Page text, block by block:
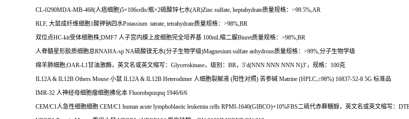
CL-0290MDA-MB-468(人癌细胞)5×106cells/瓶×2硫酸锌七水(AR)Zinc sulfate, heptahydrate质量规格： >99.5%,AR
RLF, 大鼠成纤维细胞1酸钾钠四水Potassium tatrate, tetrahydrate质量规格： >98%,BR
双位点HC-kit受体细胞株;DMF7 人子宫内膜上皮细胞完全培养基 100mL缩二脲Biuret质量规格： >98%,BR
人脊髓星形胶质细胞总RNAHA-sp NA硫酸镁无水(分子生物学级)Magnesium sulfate anhydrous质量规格： >99%, 分子生物学级
绵羊肺细胞;OAR-L1甘油激酶，英文名或英文缩写： Glycerokinase，级别： BR ， 5′d(NNN NNN NNN N)3′，规格： 100克
IL12A & IL12B Others Mouse 小鼠 IL12A & IL12B Heterodimer 人细胞裂解液 (阳性对照) 苦参碱 Matrine (HPLC, ≥98%) 16837-52-8 5G 标准品
IMR-32 人神经母细胞瘤细胞拂化本 Fluorobqnzqnq 1946/6/6
CEM/C1 人急性细胞细胞 CEM/C1 human acute lymphoblastic leukemia cells RPMI-1640(GIBCO)+10%FBS二硫代赤藓糖醇，英文名或英文缩写：